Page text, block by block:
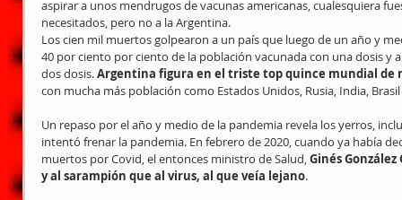
aspirar a unos mendrugos de vacunas americanas, cualesquiera
necesitados, pero no a la Argentina.
Los cien mil muertos golpearon a un país que luego de un año y
40 por ciento por ciento de la población vacunada con una dosis y
dos dosis. Argentina figura en el triste top quince mundial de
con mucha más población como Estados Unidos, Rusia, India,
Un repaso por el año y medio de la pandemia revela los yerros,
intentó frenar la pandemia. En febrero de 2020, cuando ya había
muertos por Covid, el entonces ministro de Salud, Ginés
y al sarampión que al virus, al que veía lejano.